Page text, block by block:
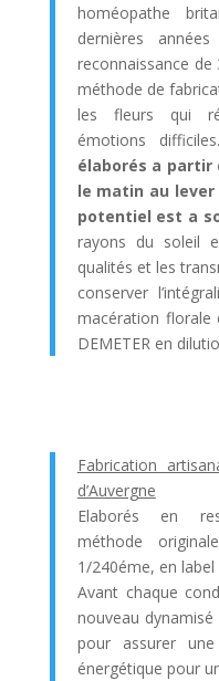
homéopathe
dernières
reconnaissance de
méthode de
les fleurs qui
émotions
élaborés a partir
le matin au
potentiel est a
rayons du soleil
qualités et les
conserver
macération florale
DEMETER en
Fabrication
d’Auvergne
Elaborés en
méthode
1/240éme, en label
Avant chaque
nouveau
pour assurer
énergétique pour